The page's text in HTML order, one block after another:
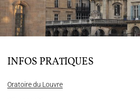
DISCOGRAPHIE
INFOS PRATIQUES
Oratoire du Louvre